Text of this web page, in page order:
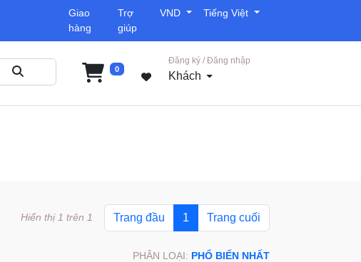
Giao
hàng
Trợ
giúp
VND Tiếng Việt
0
Đăng ký / Đăng nhập
Khách
Trang đầu 1 Trang cuối
Hiển thị 1 trên 1
PHÂN LOẠI: PHỔ BIẾN NHẤT